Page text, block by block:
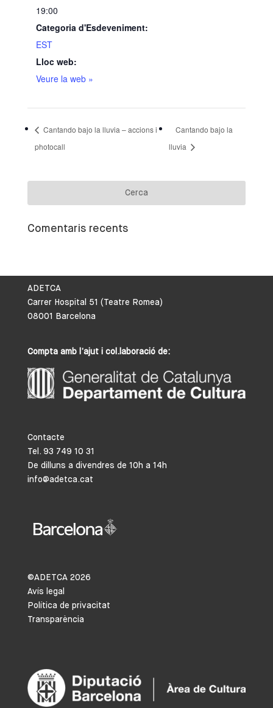
19:00
Categoria d'Esdeveniment:
EST
Lloc web:
Veure la web »
Cantando bajo la lluvia – accions i
photocall
Cantando bajo la
lluvia
Comentaris recents
ADETCA
Carrer Hospital 51 (Teatre Romea)
08001 Barcelona
Compta amb l’ajut i col.laboració de:
Contacte
Tel. 93 749 10 31
De dilluns a divendres de 10h a 14h
info@adetca.cat
©ADETCA 2026
Avís legal
Política de privacitat
Transparència